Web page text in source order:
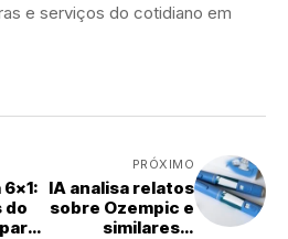
e serviços do cotidiano em
6x1:
do
PRÓXIMO
IA analisa relatos
sobre Ozempic e
similares e